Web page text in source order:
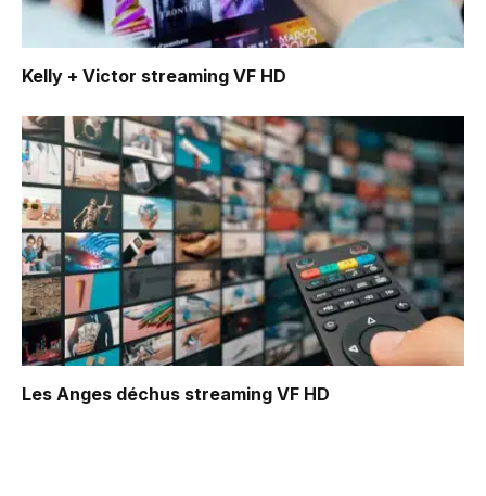
Kelly + Victor streaming VF HD
Les Anges déchus streaming VF HD